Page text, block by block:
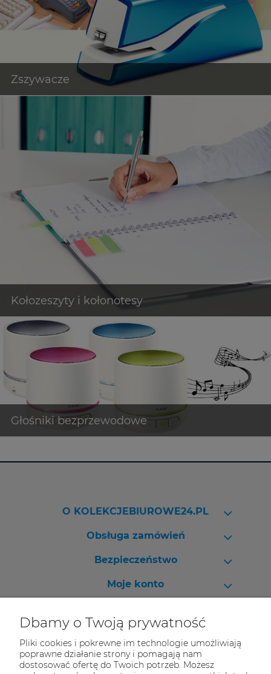
O KOLEKCJEBIUROWE24.PL
Obsługa zamówień
Bezpieczeństwo
Moje konto
Skontaktuj się z nami!
Dbamy o Twoją prywatność
Pliki cookies i pokrewne im technologie umożliwiają
poprawne działanie strony i pomagają nam
dostosować ofertę do Twoich potrzeb. Możesz